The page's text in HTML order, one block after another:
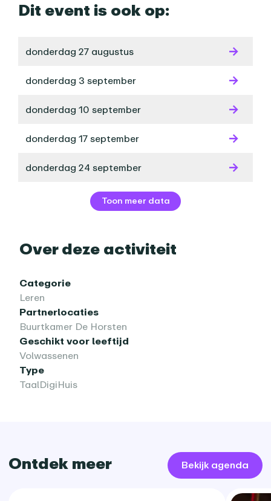
Dit event is ook op:
donderdag 27 augustus
donderdag 3 september
donderdag 10 september
donderdag 17 september
donderdag 24 september
Toon meer data
Over deze activiteit
Categorie
Leren
Partnerlocaties
Buurtkamer De Horsten
Geschikt voor leeftijd
Volwassenen
Type
TaalDigiHuis
Ontdek meer Bekijk agenda